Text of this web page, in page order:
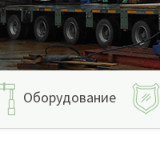
Оборудование